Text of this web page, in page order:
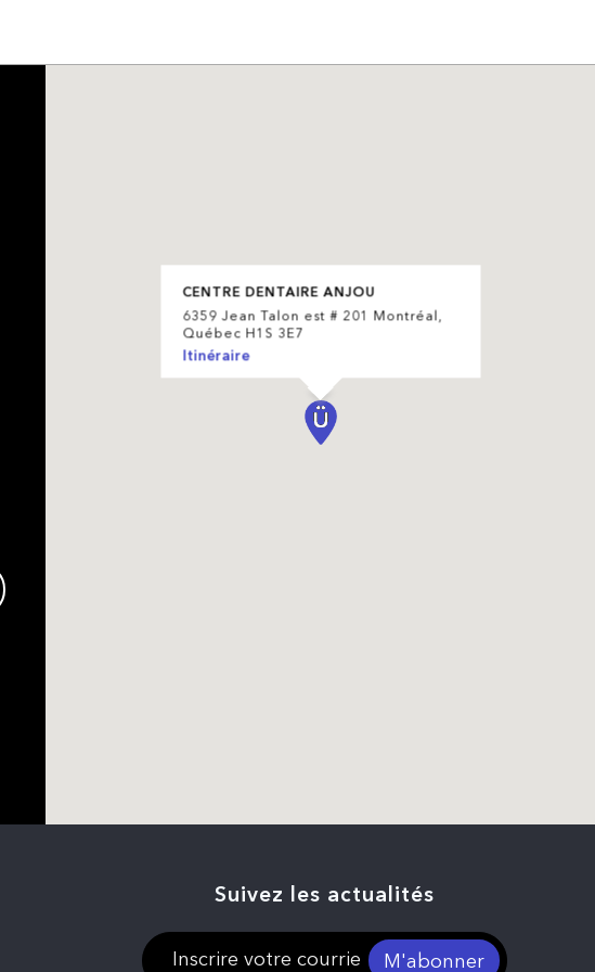
CENTRE DENTAIRE ANJOU
6359 Jean Talon est # 201 Montréal,
Québec H1S 3E7
Itinéraire
Suivez les actualités
M'abonner